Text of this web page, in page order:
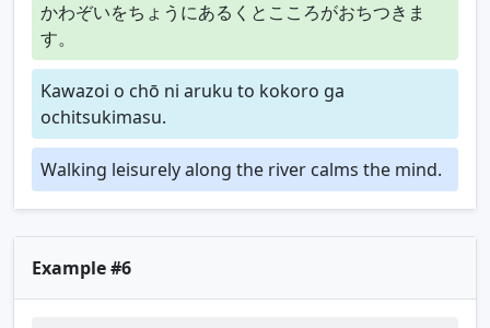
かわぞいをちょうにあるくとこころがおちつきま
す。
Kawazoi o chō ni aruku to kokoro ga
ochitsukimasu.
Walking leisurely along the river calms the mind.
Example #6